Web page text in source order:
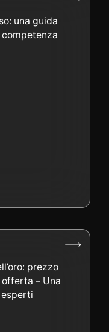
una guida
prezzo
– Una